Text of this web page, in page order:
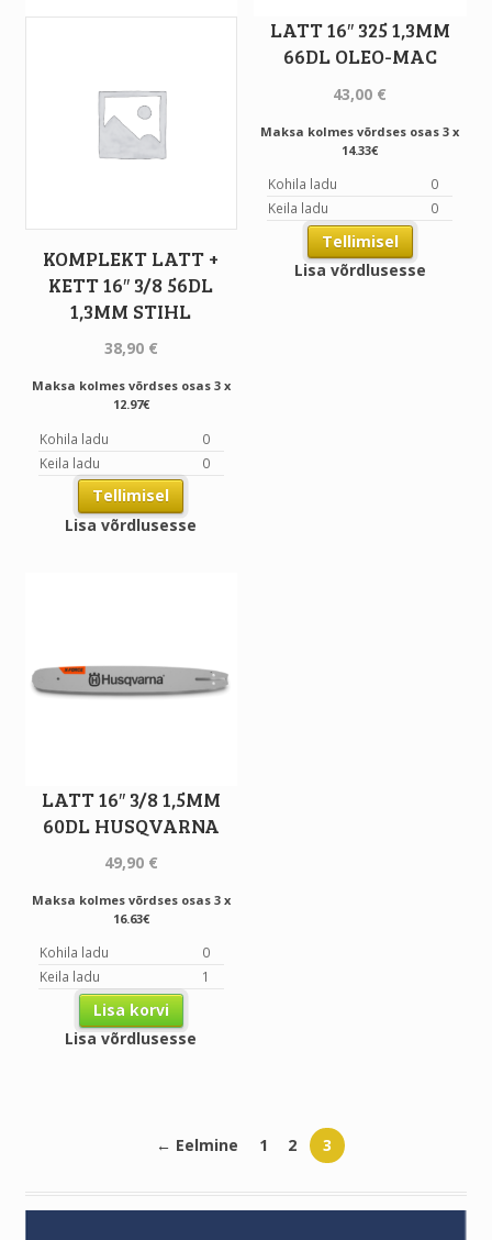
KOMPLEKT LATT +
KETT 16″ 3/8 56DL
1,3MM STIHL
38,90 €
Maksa kolmes võrdses osas 3 x
12.97€
Kohila ladu
0
Keila ladu
0
Tellimisel
Lisa võrdlusesse
LATT 16″ 325 1,3MM
66DL OLEO-MAC
43,00 €
Maksa kolmes võrdses osas 3 x
14.33€
Kohila ladu
0
Keila ladu
0
Tellimisel
Lisa võrdlusesse
LATT 16″ 3/8 1,5MM
60DL HUSQVARNA
49,90 €
Maksa kolmes võrdses osas 3 x
16.63€
Kohila ladu
0
Keila ladu
1
Lisa korvi
Lisa võrdlusesse
← Eelmine 1 2 3